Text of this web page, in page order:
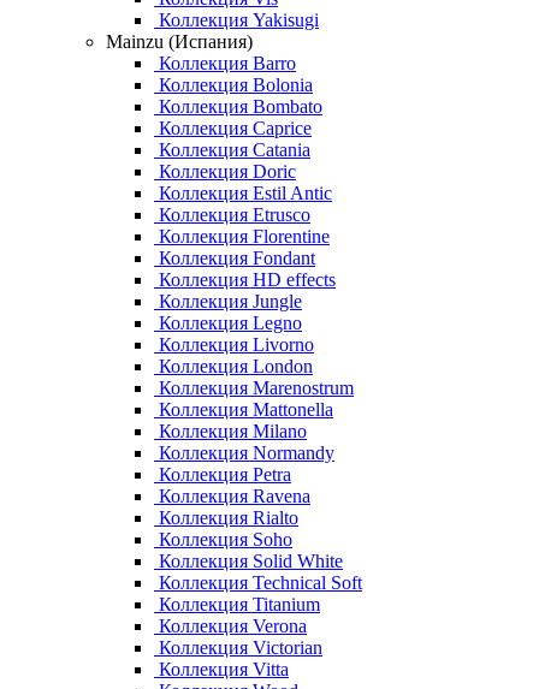
Коллекция Yakisugi
Mainzu (Испания)
Коллекция Barro
Коллекция Bolonia
Коллекция Bombato
Коллекция Caprice
Коллекция Catania
Коллекция Doric
Коллекция Estil Antic
Коллекция Etrusco
Коллекция Florentine
Коллекция Fondant
Коллекция HD effects
Коллекция Jungle
Коллекция Legno
Коллекция Livorno
Коллекция London
Коллекция Marenostrum
Коллекция Mattonella
Коллекция Milano
Коллекция Normandy
Коллекция Petra
Коллекция Ravena
Коллекция Rialto
Коллекция Soho
Коллекция Solid White
Коллекция Technical Soft
Коллекция Titanium
Коллекция Verona
Коллекция Victorian
Коллекция Vitta